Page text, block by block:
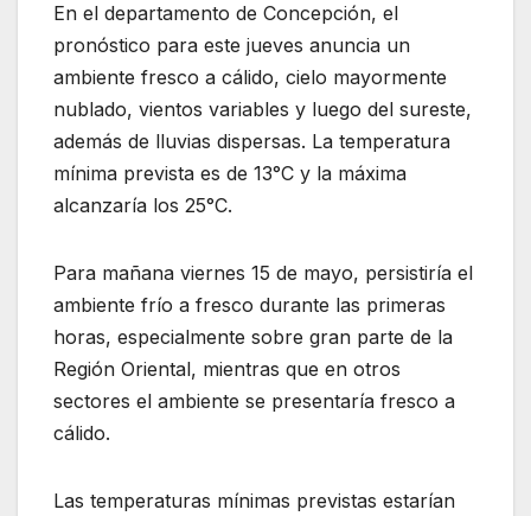
En el departamento de Concepción, el
pronóstico para este jueves anuncia un
ambiente fresco a cálido, cielo mayormente
nublado, vientos variables y luego del sureste,
además de lluvias dispersas. La temperatura
mínima prevista es de 13°C y la máxima
alcanzaría los 25°C.
Para mañana viernes 15 de mayo, persistiría el
ambiente frío a fresco durante las primeras
horas, especialmente sobre gran parte de la
Región Oriental, mientras que en otros
sectores el ambiente se presentaría fresco a
cálido.
Las temperaturas mínimas previstas estarían